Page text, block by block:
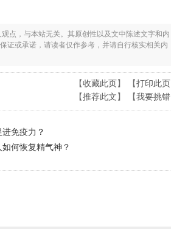
点，与本站无关。其原创性以及文中陈述文字和内
证或承诺，请读者仅作参考，并请自行核实相关内
【收藏此页】 【打印此页
【推荐此文】 【我要挑错
免疫力？
何恢复精气神？